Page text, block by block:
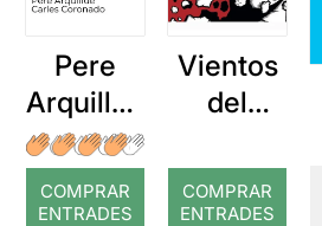
Pere
Arquillué
: Coral
romput
COMPRAR
ENTRADES
Vientos
del
COMPRAR
ENTRADES